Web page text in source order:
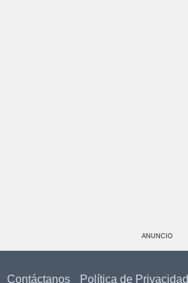
ANUNCIO
Contáctanos Política de Privacidad